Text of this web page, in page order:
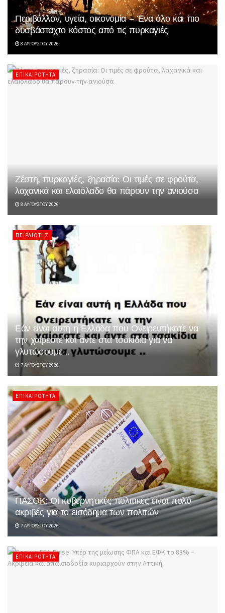
Περιβάλλον, υγεία, οικονομία – Ένα όλο και πιο
δυσβάσταχτο κόστος από τις πυρκαγιές
8 ΑΥΓΟΎΣΤΟΥ 2026
ΕΠΙΚΑΙΡΌΤΗΤΑ
Ζέστη, πυρκαγιές, ξηρασία: Οι τιμές σε φρούτα,
λαχανικά και ελαιόλαδο θα πάρουν την ανιούσα
8 ΑΥΓΟΎΣΤΟΥ 2026
ΠΕΙΡΑΙΏΤΗΣ
Εάν είναι αυτή η Ελλάδα που Ονειρευτήκατε να
την χαίρεστε και άντε στα τσακίδια για να
γλυτώσουμε ..
7 ΑΥΓΟΎΣΤΟΥ 2026
ΕΠΙΚΑΙΡΌΤΗΤΑ
ΠΑΣΟΚ: Οι κυβερνητικές πολιτικές είναι πολύ
ακριβές για το εισόδημα των πολιτών
7 ΑΥΓΟΎΣΤΟΥ 2026
ΕΠΙΚΑΙΡΌΤΗΤΑ